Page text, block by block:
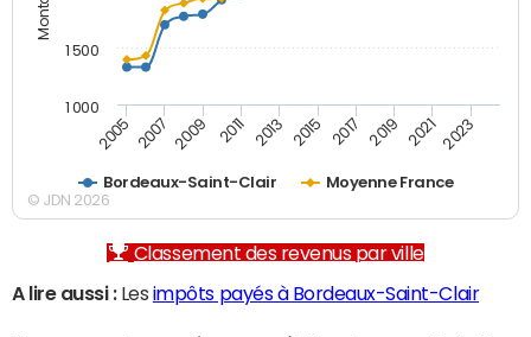
Bordeaux-Saint-Clair Moyenne France
2005 2007 2009 2011 2013 2015 2017 2019 2021 2023
1 000
1 500
© JDN 2026
Classement des revenus par ville
A lire aussi :Les impôts payés à Bordeaux-Saint-Clair